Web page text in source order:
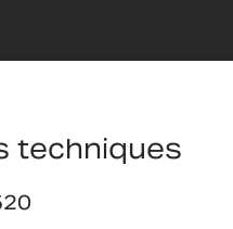
techniques